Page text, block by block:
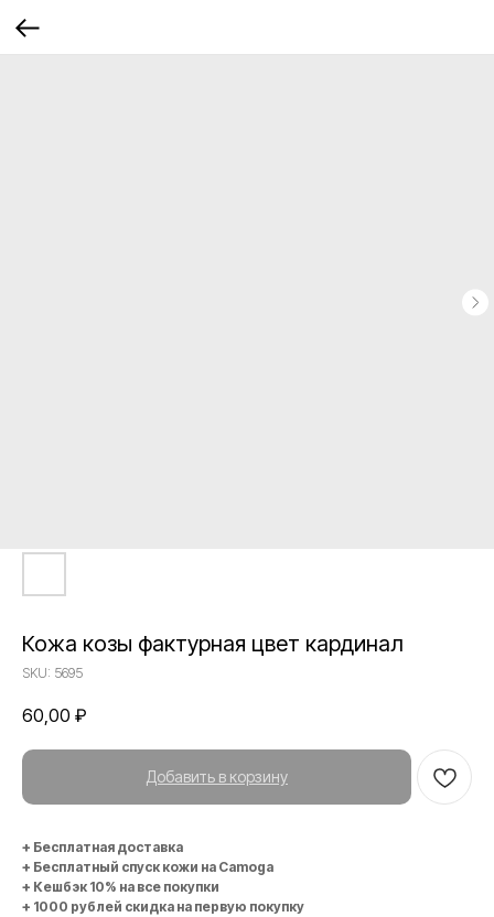
Кожа козы фактурная цвет кардинал
SKU: 5695
60,00 ₽
Добавить в корзину
+ Бесплатная доставка
+ Бесплатный спуск кожи на Camoga
+ Кешбэк 10% на все покупки
+ 1000 рублей скидка на первую покупку